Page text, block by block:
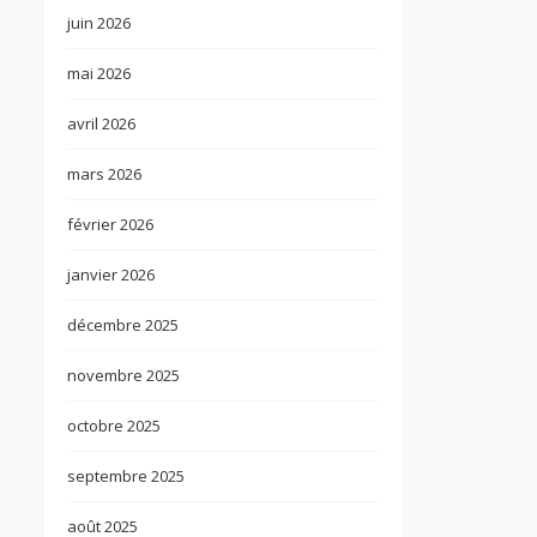
juin 2026
mai 2026
avril 2026
mars 2026
février 2026
janvier 2026
décembre 2025
novembre 2025
octobre 2025
septembre 2025
août 2025